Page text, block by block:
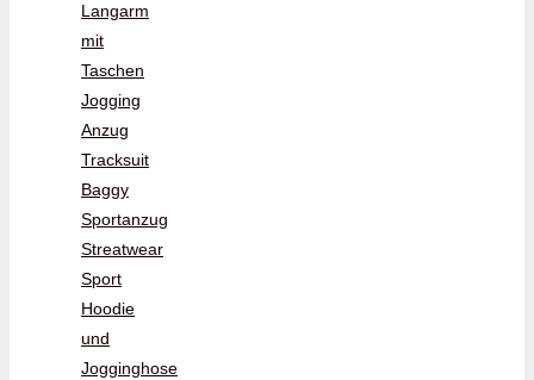
Langarm
mit
Taschen
Jogging
Anzug
Tracksuit
Baggy
Sportanzug
Streatwear
Sport
Hoodie
und
Jogginghose